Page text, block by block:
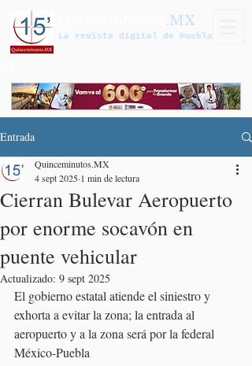
.MX
La revista digital de Puebla
Entrada
Cierran Bulevar Aeropuerto
por enorme socavón en
puente vehicular
Quinceminutos.MX
4 sept 2025 1 min de lectura
Actualizado: 9 sept 2025
El gobierno estatal atiende el siniestro y
exhorta a evitar la zona; la entrada al
aeropuerto y a la zona será por la federal
México-Puebla